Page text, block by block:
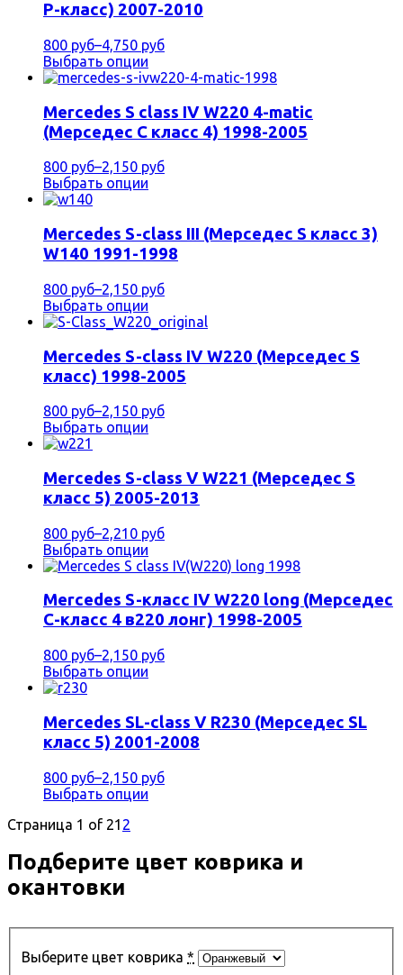
Р-класс) 2007-2010
800 руб–4,750 руб
Выбрать опции
Mercedes S class IV W220 4-matic
(Мерседес С класс 4) 1998-2005
800 руб–2,150 руб
Выбрать опции
Mercedes S-class III (Мерседес S класс 3)
W140 1991-1998
800 руб–2,150 руб
Выбрать опции
Mercedes S-class IV W220 (Мерседес S
класс) 1998-2005
800 руб–2,150 руб
Выбрать опции
Mercedes S-class V W221 (Мерседес S
класс 5) 2005-2013
800 руб–2,210 руб
Выбрать опции
Mercedes S-класс IV W220 long (Мерседес
С-класс 4 в220 лонг) 1998-2005
800 руб–2,150 руб
Выбрать опции
Mercedes SL-class V R230 (Мерседес SL
класс 5) 2001-2008
800 руб–2,150 руб
Выбрать опции
Страница 1 of 21 2
Подберите цвет коврика и
окантовки
Выберите цвет коврика *